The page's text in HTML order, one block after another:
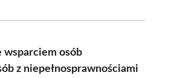
(Twitter)
osób
z niepełnosprawnościami